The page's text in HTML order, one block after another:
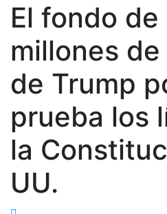
El fondo de
millones
de Trump
prueba los
la
UU.